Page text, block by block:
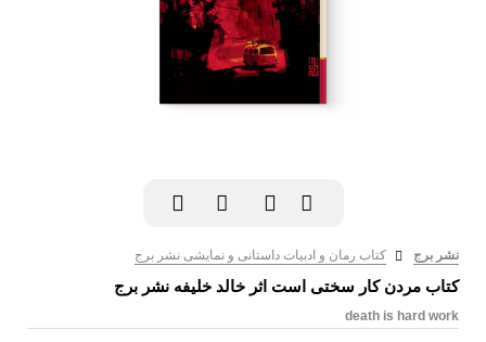
نشر برج کتاب رمان و ادبیات داستانی و نمایشی نشر برج
کتاب مردن کار سختی است اثر خالد خلیفه نشر برج
death is hard work